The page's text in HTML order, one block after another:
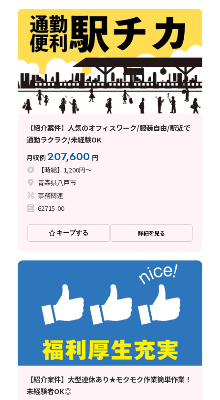
【紹介案件】人気のオフィスワーク/服装自由/駅近で
通勤ラクラク/未経験OK
月収例207,600 円
【時給】1,200円～
青森県八戸市
事務関連
62715-00
キープする 詳細を見る
【紹介案件】大型連休あり★モクモク作業簡単作業！
未経験者OK◎